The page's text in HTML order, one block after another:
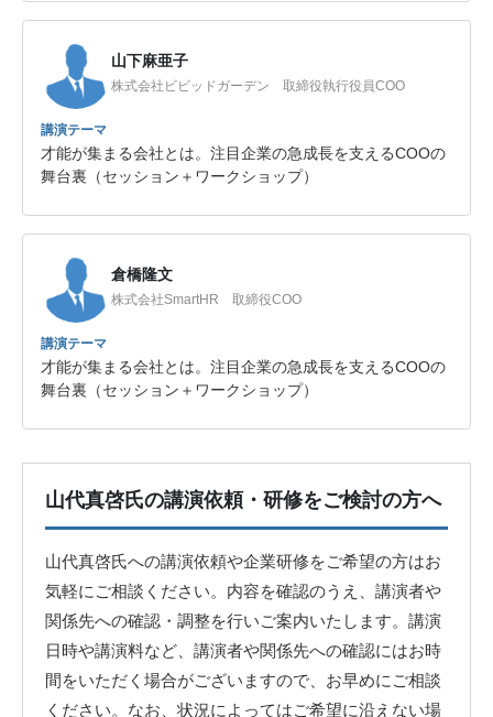
山下麻亜子
株式会社ビビッドガーデン 取締役執行役員COO
講演テーマ
才能が集まる会社とは。注目企業の急成長を支えるCOOの
舞台裏（セッション＋ワークショップ）
倉橋隆文
株式会社SmartHR 取締役COO
講演テーマ
才能が集まる会社とは。注目企業の急成長を支えるCOOの
舞台裏（セッション＋ワークショップ）
山代真啓氏の講演依頼・研修をご検討の方へ
山代真啓氏への講演依頼や企業研修をご希望の方はお
気軽にご相談ください。内容を確認のうえ、講演者や
関係先への確認・調整を行いご案内いたします。講演
日時や講演料など、講演者や関係先への確認にはお時
間をいただく場合がございますので、お早めにご相談
ください。なお、状況によってはご希望に沿えない場